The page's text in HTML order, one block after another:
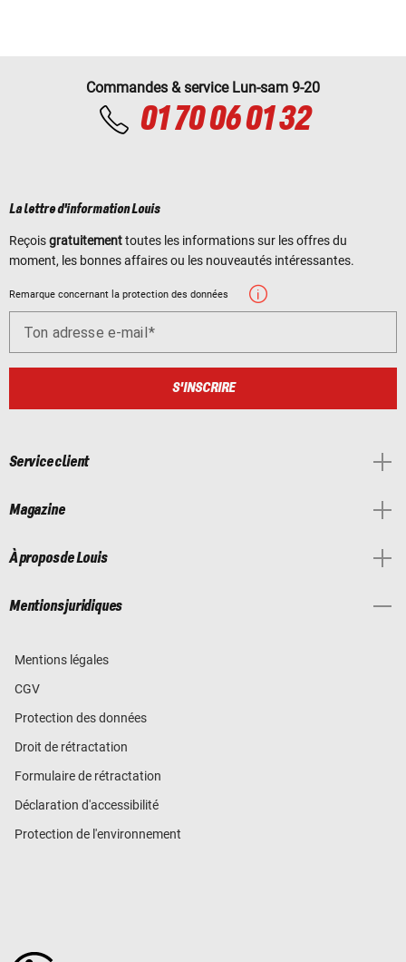
Commandes & service Lun-sam 9-20
01 70 06 01 32
La lettre d'information Louis
Reçoisgratuitementtoutes les informations sur les offres du
moment, les bonnes affaires ou les nouveautés intéressantes.
Remarque concernant la protection des données
Ton adresse e-mail
S'INSCRIRE
Service client
Magazine
À propos de Louis
Mentions juridiques
Mentions légales
CGV
Protection des données
Droit de rétractation
Formulaire de rétractation
Déclaration d'accessibilité
Protection de l'environnement